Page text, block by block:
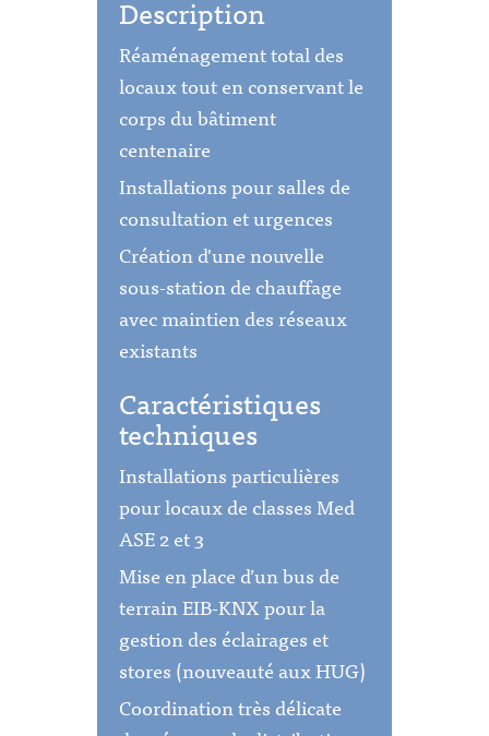
Description
Réaménagement total des
locaux tout en conservant le
corps du bâtiment
centenaire
Installations pour salles de
consultation et urgences
Création d'une nouvelle
sous-station de chauffage
avec maintien des réseaux
existants
Caractéristiques
techniques
Installations particulières
pour locaux de classes Med
ASE 2 et 3
Mise en place d’un bus de
terrain EIB-KNX pour la
gestion des éclairages et
stores (nouveauté aux HUG)
Coordination très délicate